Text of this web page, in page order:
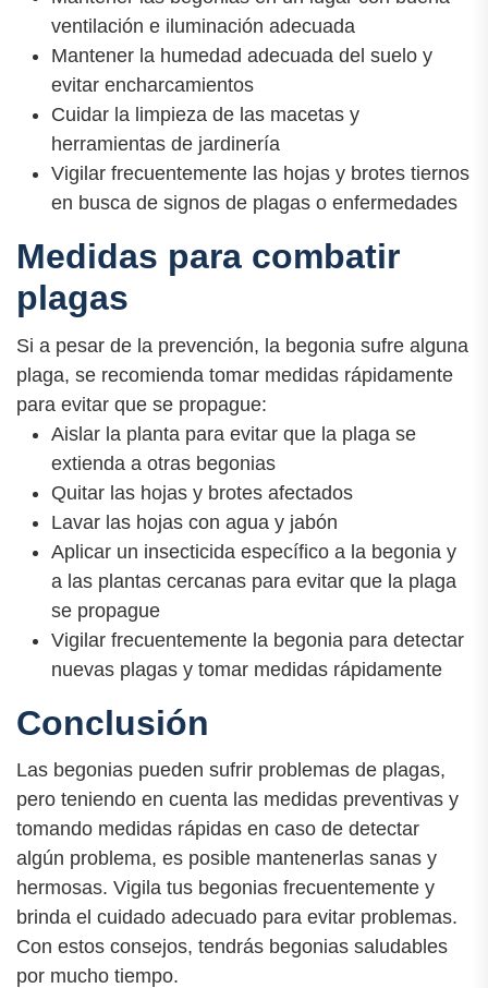
ventilación e iluminación adecuada
Mantener la humedad adecuada del suelo y
evitar encharcamientos
Cuidar la limpieza de las macetas y
herramientas de jardinería
Vigilar frecuentemente las hojas y brotes tiernos
en busca de signos de plagas o enfermedades
Medidas para combatir
plagas
Si a pesar de la prevención, la begonia sufre alguna
plaga, se recomienda tomar medidas rápidamente
para evitar que se propague:
Aislar la planta para evitar que la plaga se
extienda a otras begonias
Quitar las hojas y brotes afectados
Lavar las hojas con agua y jabón
Aplicar un insecticida específico a la begonia y
a las plantas cercanas para evitar que la plaga
se propague
Vigilar frecuentemente la begonia para detectar
nuevas plagas y tomar medidas rápidamente
Conclusión
Las begonias pueden sufrir problemas de plagas,
pero teniendo en cuenta las medidas preventivas y
tomando medidas rápidas en caso de detectar
algún problema, es posible mantenerlas sanas y
hermosas. Vigila tus begonias frecuentemente y
brinda el cuidado adecuado para evitar problemas.
Con estos consejos, tendrás begonias saludables
por mucho tiempo.